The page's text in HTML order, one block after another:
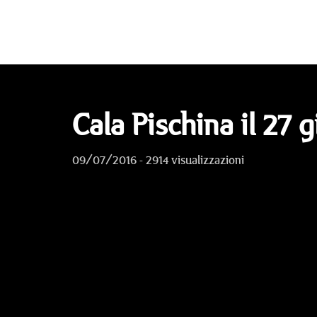
Cala Pischina il 27
09/07/2016 - 2914 visualizzazioni